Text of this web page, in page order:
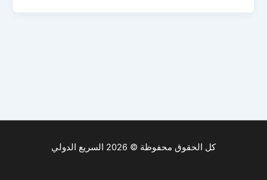
كل الحقوق محفوظة © 2026 السريع الدولي